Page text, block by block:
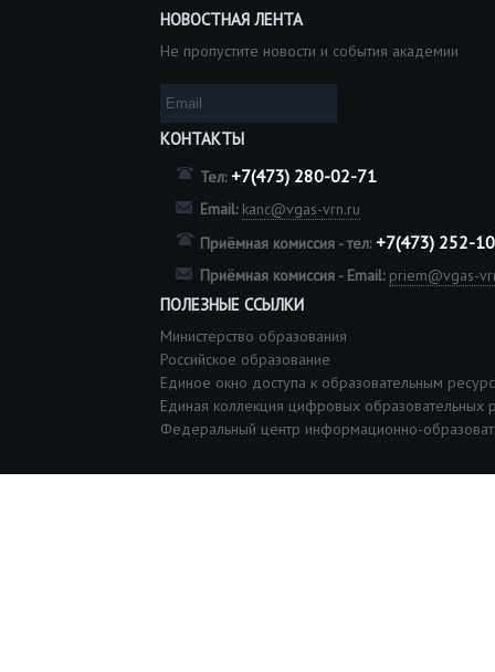
НОВОСТНАЯ ЛЕНТА
Не пропустите новости и события академии
КОНТАКТЫ
Тел: +7(473) 280-02-71
Email: kanc@vgas-vrn.ru
Приёмная комиссия - тел: +7(473) 252-
Приёмная комиссия - Email: priem@vgas-
ПОЛЕЗНЫЕ ССЫЛКИ
Министерство образования
Российское образование
Единое окно доступа к образовательным
Единая коллекция цифровых образовательных
Федеральный центр информационно-